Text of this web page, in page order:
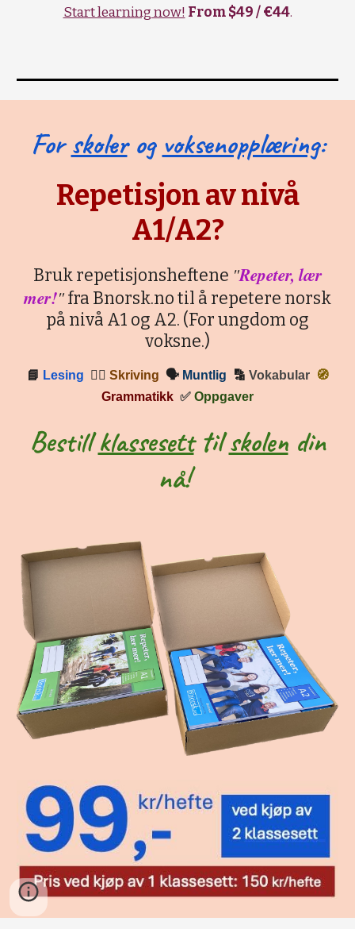
Start learning now! From $49 / €44.
Forskolerog voksenopplæring:
Repetisjon av nivå
A1/A2?
Bruk repetisjonsheftene "Repeter, lær
mer!"fra Bnorsk.no til å repetere norsk
på nivå A1 og A2. (For ungdom og
voksne.)
📘 Lesing ✍🏼 Skriving 🗣 Muntlig 🔡 Vokabular
🧭
Grammatikk ✅ Oppgaver
Bestillklassesetttilskolendin
nå!